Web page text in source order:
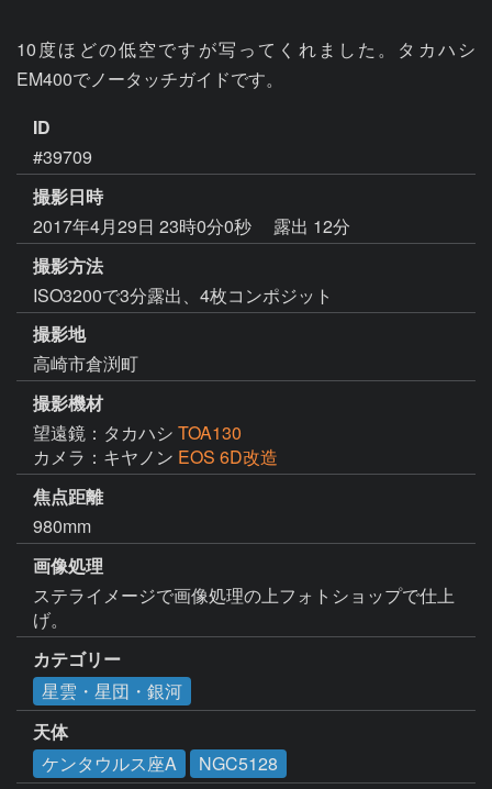
10度ほどの低空ですが写ってくれました。タカハシ
EM400でノータッチガイドです。
ID
#39709
撮影日時
2017年4月29日 23時0分0秒
露出 12分
撮影方法
ISO3200で3分露出、4枚コンポジット
撮影地
高崎市倉渕町
撮影機材
望遠鏡：タカハシ TOA130
カメラ：キヤノン EOS 6D改造
焦点距離
980mm
画像処理
ステライメージで画像処理の上フォトショップで仕上
げ。
カテゴリー
星雲・星団・銀河
天体
ケンタウルス座A
NGC5128